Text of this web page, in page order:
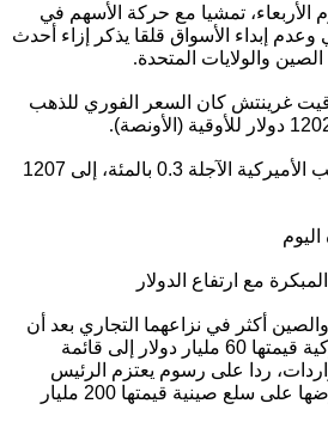
الأربعاء، تمشيا مع حركة الأسهم في
وعدم إبداء الأسواق قلقا يذكر إزاء أحدث
والولايات المتحدة.
الساعة 06:56 بتوقيت غرينتش كان السعر الفوري للذهب
.
وارتفعت أسعار عقود الذهب الأميركية الآجلة 0.3 بالمئة، إلى 1207
مع ارتفاع الدولار
أكثر في نزاعهما التجاري بعد أن
أضافت بكين منتجات أميركية قيمتها 60 مليار دولار إلى قائمة
ردا على رسوم يعتزم الرئيس
الأميركي دونالد ترامب فرضها على سلع صينية قيمتها 200 مليار